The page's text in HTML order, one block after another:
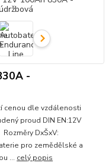
-
cenou dle vzdálenosti
proud DIN EN:12V
DxŠxV:
pro zemědělské a
... celý popis